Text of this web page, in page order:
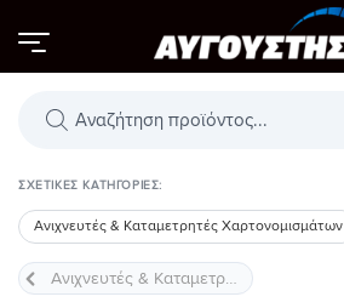
στο
περιεχόμενο
Αναζήτηση
ΣΧΕΤΙΚΈΣ ΚΑΤΗΓΟΡΊΕΣ:
Ανιχνευτές & Καταμετρητές Χαρτονομισμάτων